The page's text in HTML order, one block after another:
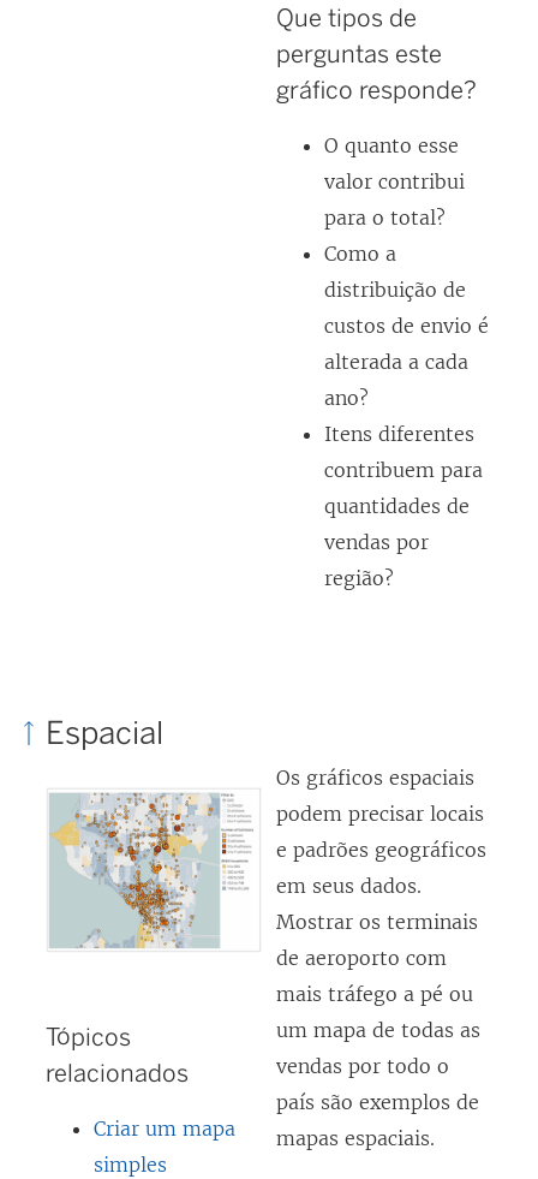
Que tipos de
perguntas este
gráfico responde?
O quanto esse
valor contribui
para o total?
Como a
distribuição de
custos de envio é
alterada a cada
ano?
Itens diferentes
contribuem para
quantidades de
vendas por
região?
Espacial
Tópicos
relacionados
Criar um mapa
simples
Os gráficos espaciais
podem precisar locais
e padrões geográficos
em seus dados.
Mostrar os terminais
de aeroporto com
mais tráfego a pé ou
um mapa de todas as
vendas por todo o
país são exemplos de
mapas espaciais.